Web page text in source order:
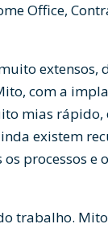
Office,
extensos,
com a
mias rápido,
existem
processos e
trabalho.